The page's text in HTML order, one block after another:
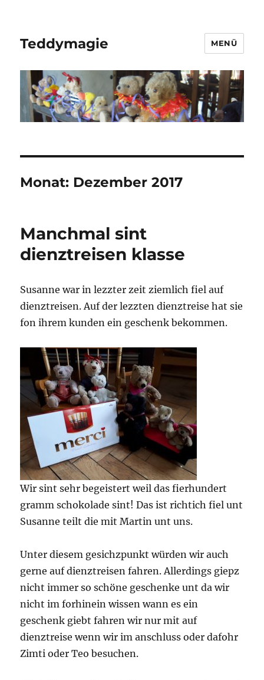
Teddymagie MENÜ
Monat: Dezember 2017
Manchmal sint
dienztreisen klasse
Susanne war in lezzter zeit ziemlich fiel auf
dienztreisen. Auf der lezzten dienztreise hat sie
fon ihrem kunden ein geschenk bekommen.
Wir sint sehr begeistert weil das fierhundert
gramm schokolade sint! Das ist richtich fiel unt
Susanne teilt die mit Martin unt uns.
Unter diesem gesichzpunkt würden wir auch
gerne auf dienztreisen fahren. Allerdings giepz
nicht immer so schöne geschenke unt da wir
nicht im forhinein wissen wann es ein
geschenk giebt fahren wir nur mit auf
dienztreise wenn wir im anschluss oder dafohr
Zimti oder Teo besuchen.